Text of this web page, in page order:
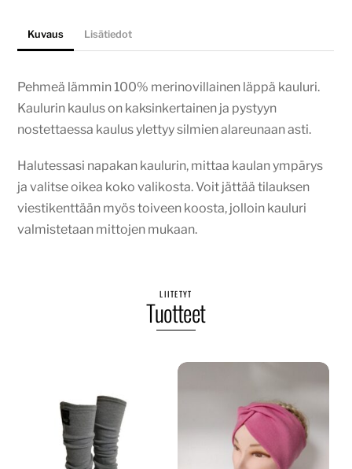
Kuvaus Lisätiedot
Pehmeä lämmin 100% merinovillainen läppä kauluri.
Kaulurin kaulus on kaksinkertainen ja pystyyn
nostettaessa kaulus ylettyy silmien alareunaan asti.
Halutessasi napakan kaulurin, mittaa kaulan ympärys
ja valitse oikea koko valikosta. Voit jättää tilauksen
viestikenttään myös toiveen koosta, jolloin kauluri
valmistetaan mittojen mukaan.
LIITETYT
Tuotteet